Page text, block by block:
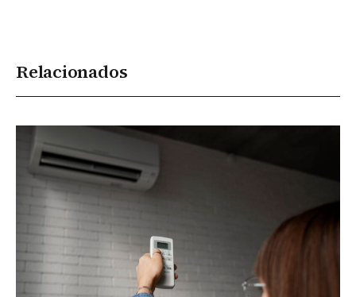
Relacionados